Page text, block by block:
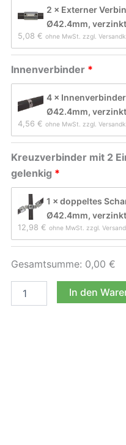
2 × Externer
Ø42.4mm, verzinkt
5,08 € ohne MwSt. zzgl.
Innenverbinder
4 ×
Ø42.4mm, verzinkt
4,56 € ohne MwSt. zzgl.
Kreuzverbinder mit 2
gelenkig
1 × doppeltes
Ø42.4mm, verzinkt
12,98 € ohne MwSt. zzgl.
Gesamtsumme: 0,00€
In den